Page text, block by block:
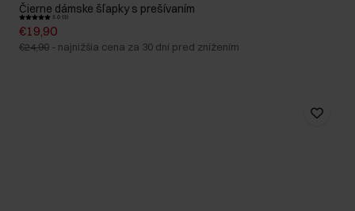
Čierne dámske šľapky s prešívaním
5.0 (3)
€19,90
€24,90 - najnižšia cena za 30 dní pred znížením